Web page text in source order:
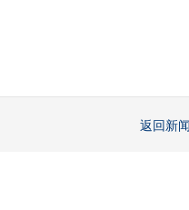
返回新闻